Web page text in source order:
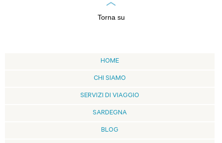
Torna su
HOME
CHI SIAMO
SERVIZI DI VIAGGIO
SARDEGNA
BLOG